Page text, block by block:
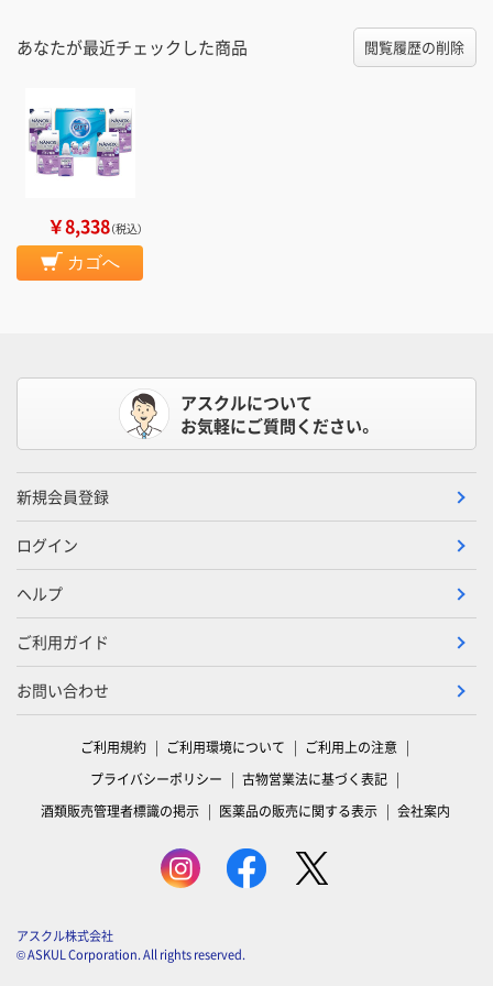
あなたが最近チェックした商品 閲覧履歴の削除
￥8,338（税込）
カゴへ
アスクルについて
お気軽にご質問ください。
新規会員登録
ログイン
ヘルプ
ご利用ガイド
お問い合わせ
ご利用規約 ご利用環境について
ご利用上の注意
プライバシーポリシー
古物営業法に基づく表記
酒類販売管理者標識の掲示
医薬品の販売に関する表示 会社案内
アスクル株式会社
© ASKUL Corporation. All rights reserved.